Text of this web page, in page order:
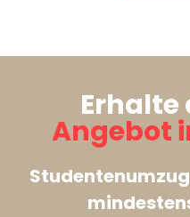
Erhalte
Angebot